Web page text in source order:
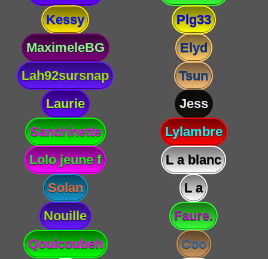
Kessy
Plg33
MaximeleBG
Elyd
Lah92sursnap
Tsun
Laurie
Jess
Sandrinette
Lylambre
Lolo jeune f
L a blanc
Solan
L a
Nouille
Faure.
Qouicoubeh
Coo